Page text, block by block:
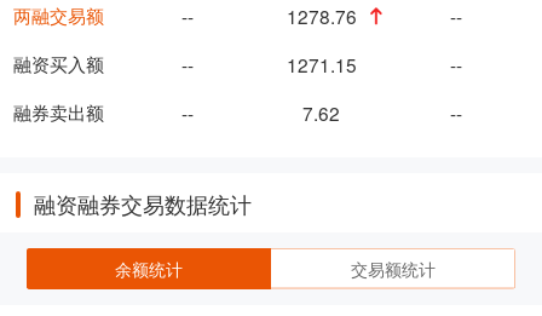
两融交易额
融资买入额
融券卖出额
--
1278.76
--
--
1271.15
--
--
7.62 --
融资融券交易数据统计
余额统计 交易额统计